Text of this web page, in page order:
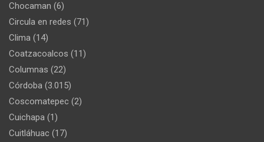
Chocaman (6)
Circula en redes (71)
Clima (14)
Coatzacoalcos (11)
Columnas (22)
Córdoba (3.015)
Coscomatepec (2)
Cuichapa (1)
Cuitláhuac (17)